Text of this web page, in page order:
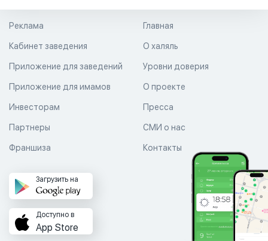
Главная
О халяль
Уровни доверия
Реклама
Кабинет заведения
Приложение для заведений
Приложение для имамов О проекте
Пресса
СМИ о нас
Контакты
Инвесторам
Партнеры
Франшиза
Загрузить на
Доступно в
App Store